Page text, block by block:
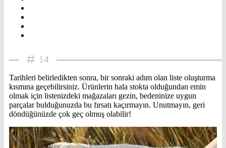
14
Tarihleri belirledikten sonra, bir sonraki adım olan liste oluşturma
kısmına geçebilirsiniz. Ürünlerin hala stokta olduğundan emin
olmak için listenizdeki mağazaları gezin, bedeninize uygun
parçalar bulduğunuzda bu fırsatı kaçırmayın. Unutmayın, geri
döndüğünüzde çok geç olmuş olabilir!